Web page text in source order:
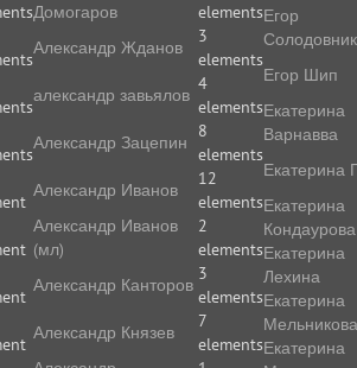
Домогаров
elements
Александр Жданов
3
elements
александр завьялов
4
elements
Александр Зацепин
8
elements
Александр Иванов
12
elements
Александр Иванов
(мл)
2
elements
Александр Канторов
3
elements
Александр Князев
7
elements
Егор
Егор Шип
Екатерина
Варнавва
Екатерина
Екатерина
Кондаурова
Екатерина
Лехина
Екатерина
Мельникова
Екатерина